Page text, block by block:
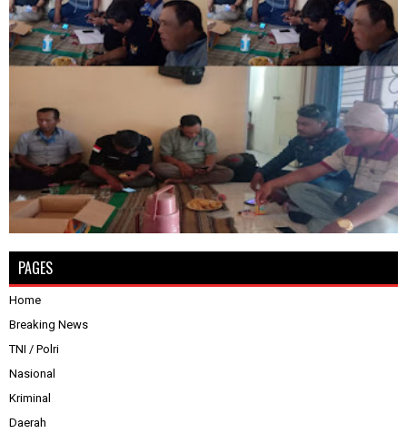
PAGES
Home
Breaking News
TNI / Polri
Nasional
Kriminal
Daerah